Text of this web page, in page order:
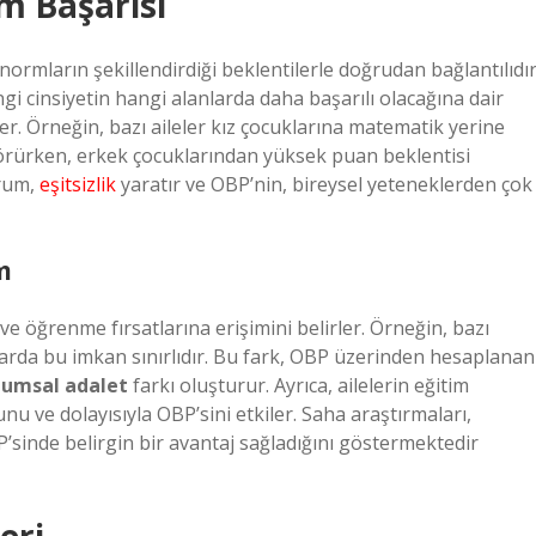
şekillendirdiği beklentilerle doğrudan
hangi alanlarda daha başarılı olacağına dair
Örneğin, bazı aileler kız çocuklarına matematik yerine
erkek çocuklarından yüksek puan beklentisi
eşitsizlikyaratır ve OBP’nin, bireysel yeteneklerden çok
öğrenme fırsatlarına erişimini belirler. Örneğin, bazı
bu imkan sınırlıdır. Bu fark, OBP üzerinden hesaplanan
adalet farkı oluşturur. Ayrıca, ailelerin eğitim
dolayısıyla OBP’sini etkiler. Saha araştırmaları,
belirgin bir avantaj sağladığını göstermektedir